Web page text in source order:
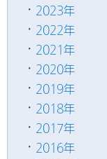
2023年
2022年
2021年
2020年
2019年
2018年
2017年
2016年